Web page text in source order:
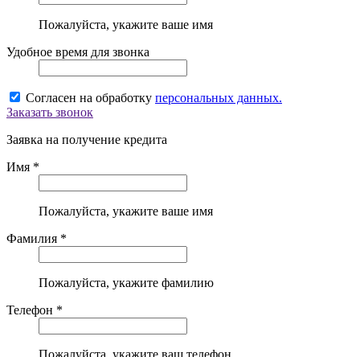
Пожалуйста, укажите ваше имя
Удобное время для звонка
Согласен на обработку персональных данных.
Заказать звонок
Заявка на получение кредита
Имя *
Пожалуйста, укажите ваше имя
Фамилия *
Пожалуйста, укажите фамилию
Телефон *
Пожалуйста, укажите ваш телефон